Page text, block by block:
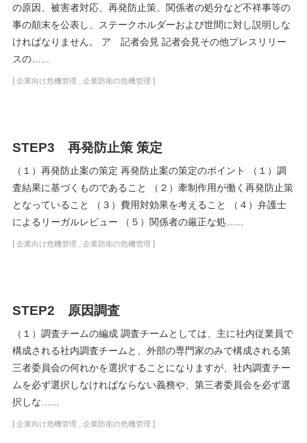
の原因、被害者対応、再発防止策、関係者の処分など不祥事等の
事の顛末を公表し、ステークホルダーおよび世間に対し説明しな
ければなりません。 ア 記者会見 記者会見その他プレスリリー
スの…...
[ 企業向け危機管理 , 企業防衛の危機管理 ]
STEP3 再発防止策 策定
（１）再発防止案の策定 再発防止案の策定のポイント （１）調
査結果に基づくものであること （２）牽制作用が働く再発防止策
となっていること （３）費用対効果を考えること （４）弁護士
によるリーガルレビュー （５）関係者の厳正な処…...
[ 企業向け危機管理 , 企業防衛の危機管理 ]
STEP2 原因調査
（１）調査チームの編成 調査チームとしては、主に社内従業員で
構成される社内調査チームと、外部の専門家のみで構成される第
三者委員会の何れかを選択することになりますが、社内調査チー
ムを必ず選択しなければならない義務や、第三者委員会を必ず選
択しな…...
[ 企業向け危機管理 , 企業防衛の危機管理 ]